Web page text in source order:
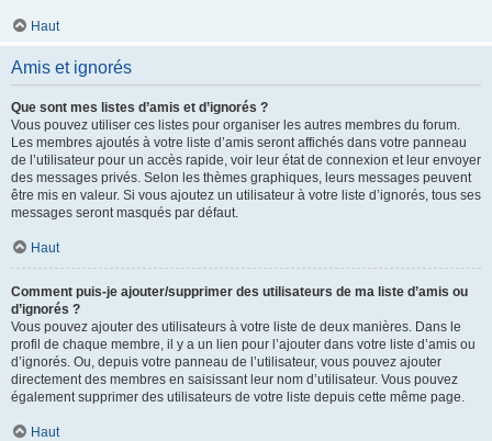
Haut
Amis et ignorés
Que sont mes listes d’amis et d’ignorés ?
Vous pouvez utiliser ces listes pour organiser les autres membres du forum.
Les membres ajoutés à votre liste d’amis seront affichés dans votre panneau
de l’utilisateur pour un accès rapide, voir leur état de connexion et leur envoyer
des messages privés. Selon les thèmes graphiques, leurs messages peuvent
être mis en valeur. Si vous ajoutez un utilisateur à votre liste d’ignorés, tous ses
messages seront masqués par défaut.
Haut
Comment puis-je ajouter/supprimer des utilisateurs de ma liste d’amis ou
d’ignorés ?
Vous pouvez ajouter des utilisateurs à votre liste de deux manières. Dans le
profil de chaque membre, il y a un lien pour l’ajouter dans votre liste d’amis ou
d’ignorés. Ou, depuis votre panneau de l’utilisateur, vous pouvez ajouter
directement des membres en saisissant leur nom d’utilisateur. Vous pouvez
également supprimer des utilisateurs de votre liste depuis cette même page.
Haut